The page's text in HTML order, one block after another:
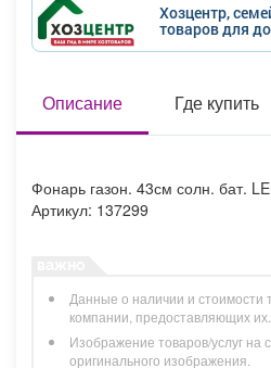
Товары Поздравления
Хозцентр,
товаров для
Описание Где купить
Фонарь газон. 43см солн. бат.
Артикул: 137299
Данные о наличии и стоимости
компании, предоставляющих их.
Изображение товаров/услуг на
оригинального изображения.